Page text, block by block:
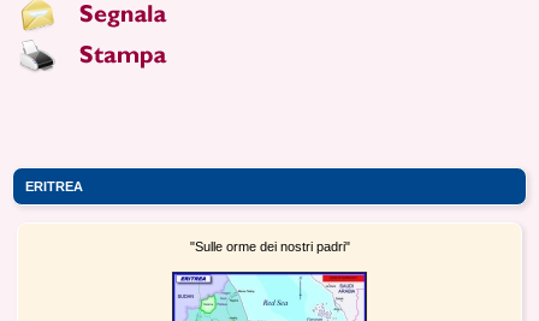
ERITREA
"Sulle orme dei nostri padri"